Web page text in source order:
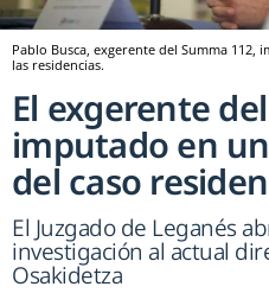
Pablo Busca, exgerente del Summa
las residencias.
El exgerente
imputado en
del caso
El Juzgado de Leganés
investigación al actual
Osakidetza